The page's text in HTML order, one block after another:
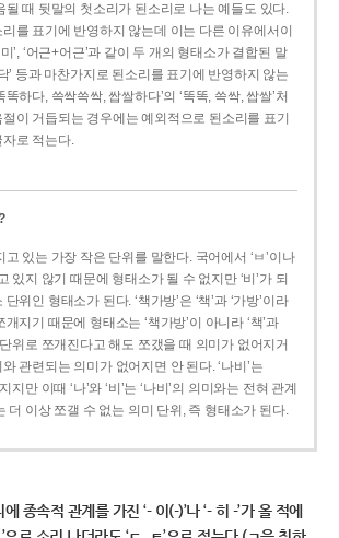
될 때 뒷말의 첫소리가 된소리로 나는 예들도 있다.
를 표기에 반영하지 않는데 이는 다른 이유에서이
’, ‘어근+어근’과 같이 두 개의 형태소가 결합된 말
’ 등과 마찬가지로 된소리를 표기에 반영하지 않는
똑하다, 쓱싹쓱싹, 쌉쌀하다’의 ‘똑똑, 쓱싹, 쌉쌀’처
이 거듭되는 경우에는 예외적으로 된소리를 표기
로 적는다.
고 있는 가장 작은 단위를 말한다. 국어에서 ‘ㅂ’이나
있지 않기 때문에 형태소가 될 수 없지만 ‘비’가 되
위인 형태소가 된다. ‘책가방’은 ‘책’과 ‘가방’이라
지기 때문에 형태소는 ‘책가방’이 아니라 ‘책’과
단위로 쪼개진다고 해도 쪼갰을 때 의미가 없어지거
관련되는 의미가 없어지면 안 된다. ‘나비’는
지만 이때 ‘나’와 ‘비’는 ‘나비’의 의미와는 전혀 관계
더 이상 쪼갤 수 없는 의미 단위, 즉 형태소가 된다.
에 종속적 관계를 가진 ‘- 이(-)’나 ‘- 히 -’가 올 적에